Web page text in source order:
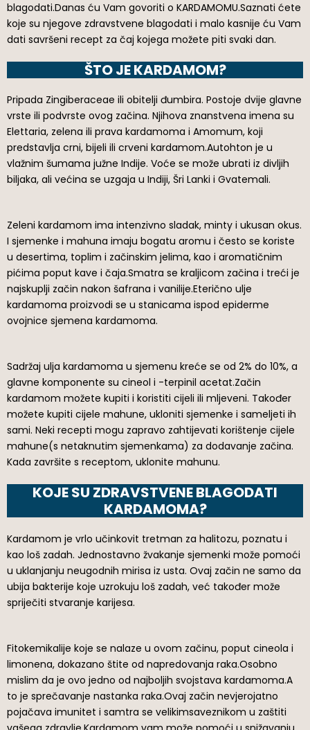
blagodati.Danas ću Vam govoriti o KARDAMOMU.Saznati ćete
koje su njegove zdravstvene blagodati i malo kasnije ću Vam
dati savršeni recept za čaj kojega možete piti svaki dan.
ŠTO JE KARDAMOM?
Pripada Zingiberaceae ili obitelji đumbira. Postoje dvije glavne
vrste ili podvrste ovog začina. Njihova znanstvena imena su
Elettaria, zelena ili prava kardamoma i Amomum, koji
predstavlja crni, bijeli ili crveni kardamom.Autohton je u
vlažnim šumama južne Indije. Voće se može ubrati iz divljih
biljaka, ali većina se uzgaja u Indiji, Šri Lanki i Gvatemali.
Zeleni kardamom ima intenzivno sladak, minty i ukusan okus.
I sjemenke i mahuna imaju bogatu aromu i često se koriste
u desertima, toplim i začinskim jelima, kao i aromatičnim
pićima poput kave i čaja.Smatra se kraljicom začina i treći je
najskuplji začin nakon šafrana i vanilije.Eterično ulje
kardamoma proizvodi se u stanicama ispod epiderme
ovojnice sjemena kardamoma.
Sadržaj ulja kardamoma u sjemenu kreće se od 2% do 10%, a
glavne komponente su cineol i -terpinil acetat.Začin
kardamom možete kupiti i koristiti cijeli ili mljeveni. Također
možete kupiti cijele mahune, ukloniti sjemenke i sameljeti ih
sami. Neki recepti mogu zapravo zahtijevati korištenje cijele
mahune(s netaknutim sjemenkama) za dodavanje začina.
Kada završite s receptom, uklonite mahunu.
KOJE SU ZDRAVSTVENE BLAGODATI
KARDAMOMA?
Kardamom je vrlo učinkovit tretman za halitozu, poznatu i
kao loš zadah. Jednostavno žvakanje sjemenki može pomoći
u uklanjanju neugodnih mirisa iz usta. Ovaj začin ne samo da
ubija bakterije koje uzrokuju loš zadah, već također može
spriječiti stvaranje karijesa.
Fitokemikalije koje se nalaze u ovom začinu, poput cineola i
limonena, dokazano štite od napredovanja raka.Osobno
mislim da je ovo jedno od najboljih svojstava kardamoma.A
to je sprečavanje nastanka raka.Ovaj začin nevjerojatno
pojačava imunitet i samtra se velikimsaveznikom u zaštiti